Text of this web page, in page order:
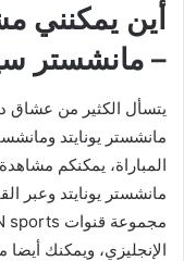
– مانشستر
يتسأل الكثير من عشاق
مانشستر يونايتد
المباراة، يمكنكم
مانشستر يونايتد وعبر
الإنجليزي، ويمكنك